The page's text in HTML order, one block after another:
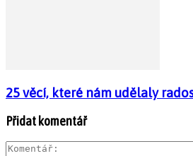
25 věcí, které nám udělaly
Přidat komentář